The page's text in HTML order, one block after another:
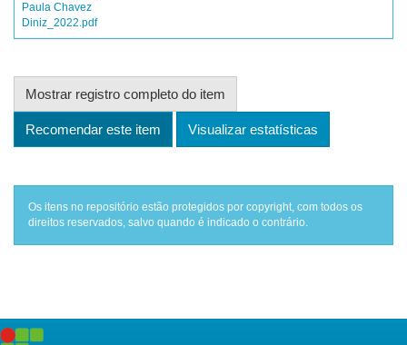
Paula Chavez
Diniz_2022.pdf
Mostrar registro completo do item
Recomendar este item Visualizar estatísticas
Os itens no repositório estão protegidos por copyright, com todos os
direitos reservados, salvo quando é indicado o contrário.